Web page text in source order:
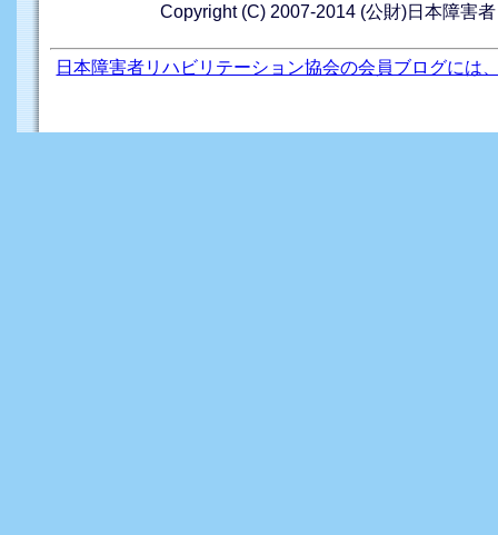
Copyright (C) 2007-2014 (公財)日本障害
日本障害者リハビリテーション協会の会員ブログには